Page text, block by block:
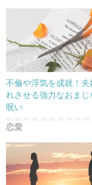
不倫や浮気を成就！夫
れさせる強力なおまじ
呪い
恋愛